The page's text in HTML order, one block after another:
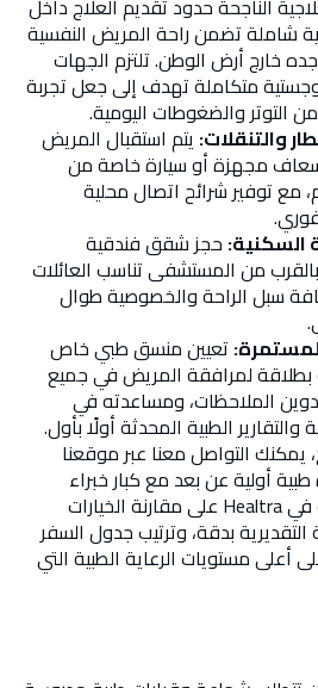
الناجحة حدود تقديم العلاج داخل
شاملة تضمن راحة المريض النفسية
خارج أرض الوطن. تلتزم الجهات
متكاملة تهدف إلى جعل تجربة
التوتر والضغوطات اليومية.
والتنقلات: يتم استقبال المريض
مجهزة أو سيارة خاصة من
مع توفير شرائح اتصال محلية
السكنية: حجز شقق فندقية
من المستشفى تناسب العائلات
سبل الراحة والخصوصية طوال
تعيين منسق طبي خاص
بطلاقة لمرافقة المريض في جميع
الملاحظات، ومساعدته في
الطبية المحدثة أولًا بأول.
يمكنك التواصل معنا عبر موقعنا
طبية أولية عن بعد مع كبار خبراء
الأورام في الهند. نساعدك في Healtra على مقارنة الخيارات
التقديرية بدقة، وترتيب جدول السفر
مستويات الرعاية الطبية التي